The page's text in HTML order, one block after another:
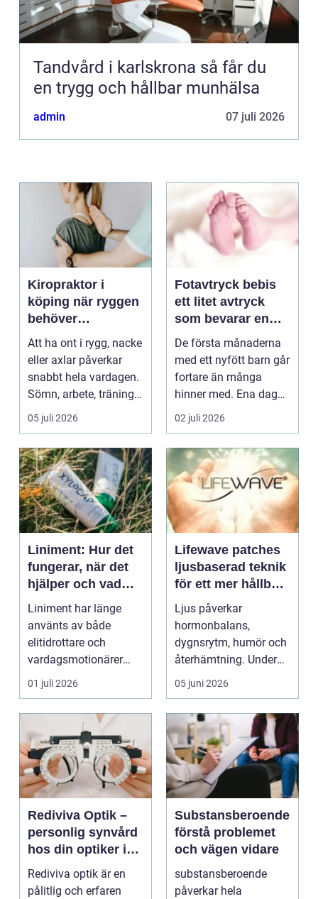
Tandvård i karlskrona så får du
en trygg och hållbar munhälsa
admin 07 juli 2026
Kiropraktor i
köping när ryggen
behöver
professionell hjälp
Att ha ont i rygg, nacke
eller axlar påverkar
snabbt hela vardagen.
Sömn, arbete, träning
och humör ...
05 juli 2026
Fotavtryck bebis
ett litet avtryck
som bevarar en
stor stund
De första månaderna
med ett nyfött barn går
fortare än många
hinner med. Ena dagen
ryms hela foten i...
02 juli 2026
Liniment: Hur det
fungerar, när det
hjälper och vad
man bör tänka på
Liniment har länge
använts av både
elitidrottare och
vardagsmotionärer
för...
01 juli 2026
Lifewave patches
ljusbaserad teknik
för ett mer hållbart
välbefinnande
Ljus påverkar
hormonbalans,
dygnsrytm, humör och
återhämtning. Under
senare år har en ny typ
av prod...
05 juni 2026
Rediviva Optik –
personlig synvård
hos din optiker i
Uppsala
Rediviva optik är en
pålitlig och erfaren
Substansberoende
förstå problemet
och vägen vidare
substansberoende
påverkar hela